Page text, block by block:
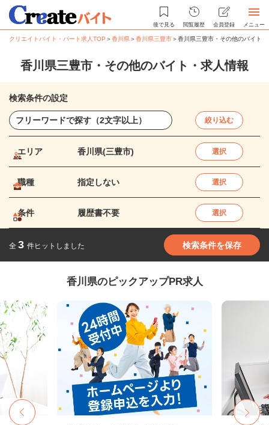
後で見る 閲覧履歴 会員登録 メニュー
クリエイトバイト・パート求人TOP ＞香川県＞香川県三豊市＞香川県三豊市・その他のバイト
香川県三豊市・その他のバイト・求人情報
検索条件の設定
絞り込む
エリア 香川県(三豊市) 選択
職種 指定しない 選択
条件 履歴書不要 選択
全 3 件ヒットしました 検索条件を保存
香川県のピックアップPR求人